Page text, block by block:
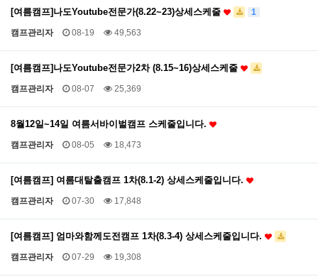
[여름캠프]나도Youtube전문가(8.22~23)상세스케줄 1
캠프관리자 08-19 49,563
[여름캠프]나도Youtube전문가2차 (8.15~16)상세스케줄
캠프관리자 08-07 25,369
8월12일~14일 여름서바이벌캠프 스케줄입니다.
캠프관리자 08-05 18,473
[여름캠프] 여름대탈출캠프 1차(8.1-2) 상세스케줄입니다.
캠프관리자 07-30 17,848
[여름캠프] 엄마와함께도전캠프 1차(8.3-4) 상세스케줄입니다.
캠프관리자 07-29 19,308